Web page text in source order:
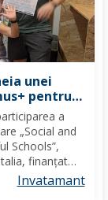
unei
pentru
- FOTO
a
„Social and
Schools”,
finanțat
domeniul
Invatamant